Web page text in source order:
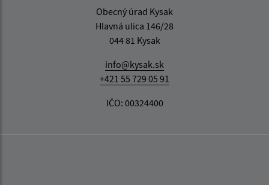
Obecný úrad Kysak
Hlavná ulica 146/28
044 81 Kysak
info@kysak.sk
+421 55 729 05 91
IČO: 00324400